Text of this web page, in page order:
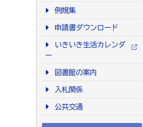
例規集
申請書ダウンロード
いきいき生活カレンダ
ー
図書館の案内
入札関係
公共交通